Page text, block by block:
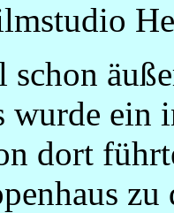
schon
wurde ein
dort